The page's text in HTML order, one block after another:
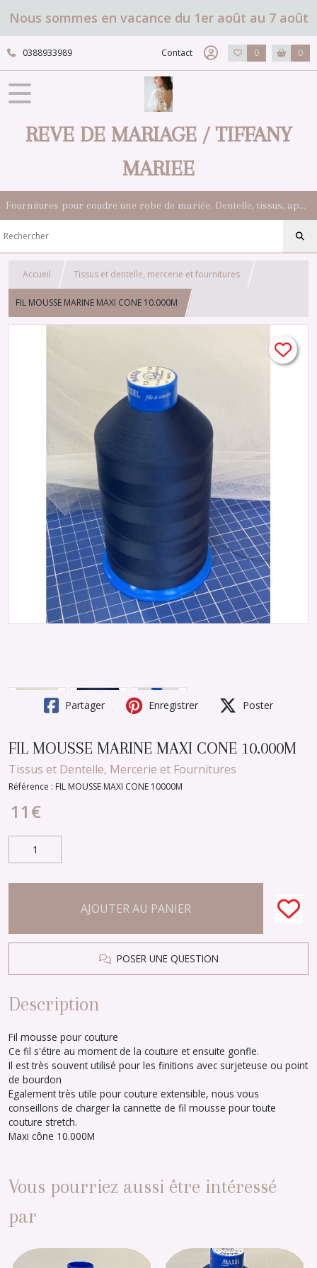
Nous sommes en vacance du 1er août au 7 août
0388933989 Contact 0 0
REVE DE MARIAGE / TIFFANY
MARIEE
Fournitures pour coudre une robe de mariée. Dentelle, tissus, appliqués, galons, boutons. Robes et accessoires pour la mariée.
Accueil Tissus et dentelle, mercerie et fournitures
FIL MOUSSE MARINE MAXI CONE 10.000M
Partager Enregistrer Poster
FIL MOUSSE MARINE MAXI CONE 10.000M
Tissus et Dentelle, Mercerie et Fournitures
Référence : FIL MOUSSE MAXI CONE 10000M
11 €
AJOUTER AU PANIER
POSER UNE QUESTION
Description
Fil mousse pour couture
Ce fil s'étire au moment de la couture et ensuite gonfle.
Il est très souvent utilisé pour les finitions avec surjeteuse ou point
de bourdon
Egalement très utile pour couture extensible, nous vous
conseillons de charger la cannette de fil mousse pour toute
couture stretch.
Maxi cône 10.000M
Vous pourriez aussi être intéressé
par